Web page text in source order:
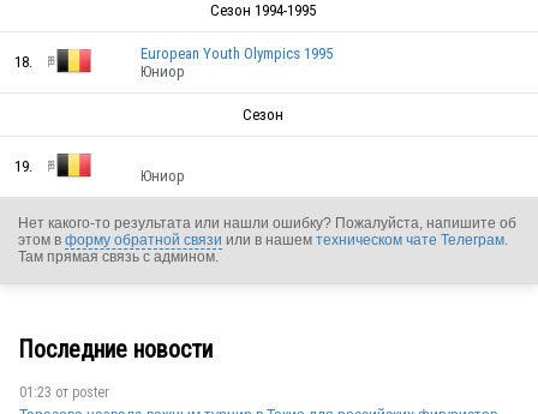
BEL
BEL
BEL
Сезон 1994-1995
18.
European Youth Olympics 1995
Юниор
Сезон
19.
Юниор
Нет какого-то результата или нашли ошибку? Пожалуйста, напишите об
этом в форму обратной связи или в нашем техническом чате Телеграм.
Там прямая связь с админом.
Последние новости
01:23 от poster